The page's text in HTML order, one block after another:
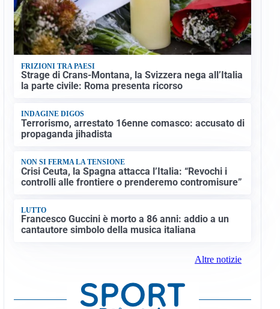
FRIZIONI TRA PAESI
Strage di Crans-Montana, la Svizzera nega all’Italia
la parte civile: Roma presenta ricorso
INDAGINE DIGOS
Terrorismo, arrestato 16enne comasco: accusato di
propaganda jihadista
NON SI FERMA LA TENSIONE
Crisi Ceuta, la Spagna attacca l’Italia: “Revochi i
controlli alle frontiere o prenderemo contromisure”
LUTTO
Francesco Guccini è morto a 86 anni: addio a un
cantautore simbolo della musica italiana
Altre notizie